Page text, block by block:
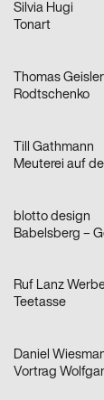
Silvia Hugi
Tonart
Thomas
Rodtschenko
Till Gathmann
Meuterei auf
blotto design
Babelsberg –
Ruf Lanz
Teetasse
Daniel
Vortrag